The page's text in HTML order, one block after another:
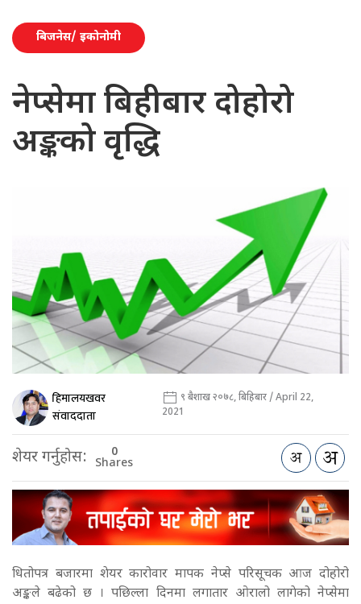
बिजनेस/ इकोनोमी
नेप्सेमा बिहीबार दोहोरो
अङ्कको वृद्धि
हिमालयखवर
संवाददाता
९ बैशाख २०७८, बिहिबार / April 22,
2021
शेयर गर्नुहोस: 0
Shares
धितोपत्र बजारमा शेयर कारोवार मापक नेप्से परिसूचक आज दोहोरो
अङ्कले बढेको छ । पछिल्ला दिनमा लगातार ओरालो लागेको नेप्सेमा